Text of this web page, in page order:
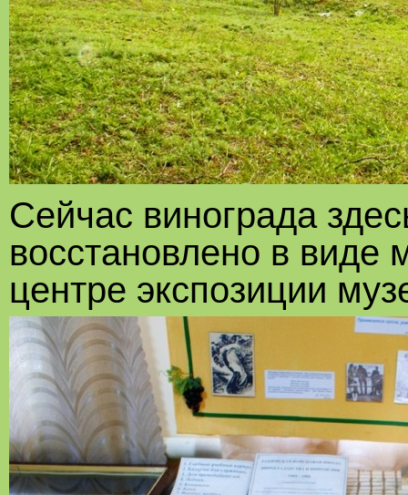
Сейчас винограда
восстановлено в виде
центре экспозиции